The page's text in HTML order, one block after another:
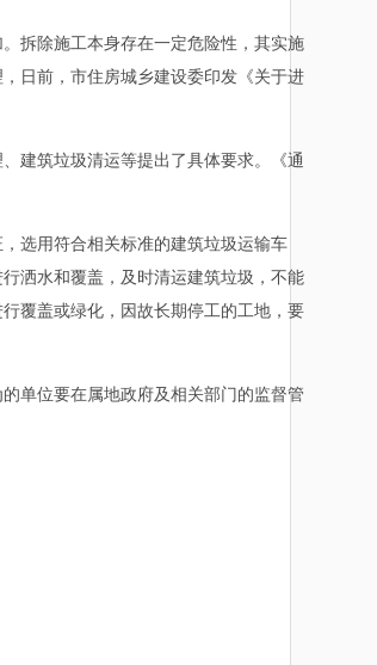
拆除施工本身存在一定危险性，其实施
日前，市住房城乡建设委印发《关于进
建筑垃圾清运等提出了具体要求。《通
选用符合相关标准的建筑垃圾运输车
洒水和覆盖，及时清运建筑垃圾，不能
覆盖或绿化，因故长期停工的工地，要
单位要在属地政府及相关部门的监督管